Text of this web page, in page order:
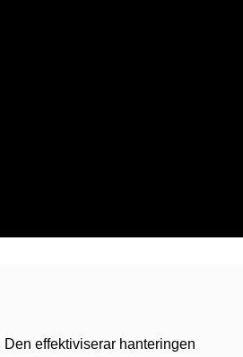
effektiviserar hanteringen